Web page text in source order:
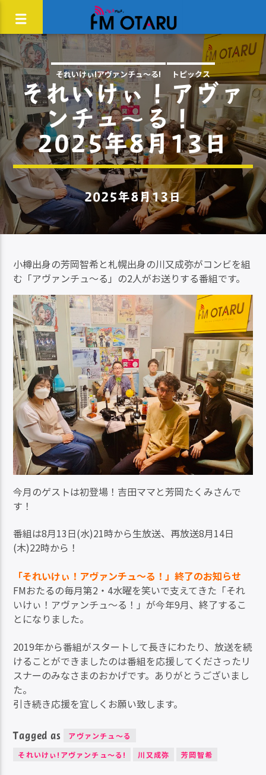
それいけぃ!アヴァンチュ〜る! トピックス
それいけぃ！アヴァ
ンチュ～る！
2025年8月13日
2025年8月13日
小樽出身の芳岡智希と札幌出身の川又成弥がコンビを組
む「アヴァンチュ～る」の2人がお送りする番組です。
今月のゲストは初登場！吉田ママと芳岡たくみさんで
す！
番組は8月13日(水)21時から生放送、再放送8月14日
(木)22時から！
「それいけぃ！アヴァンチュ～る！」終了のお知らせ
FMおたるの毎月第2・4水曜を笑いで支えてきた「それ
いけぃ！アヴァンチュ～る！」が今年9月、終了するこ
とになりました。
2019年から番組がスタートして長きにわたり、放送を続
けることができましたのは番組を応援してくださったリ
スナーのみなさまのおかげです。ありがとうございまし
た。
引き続き応援を宜しくお願い致します。
Tagged as
アヴァンチュ〜る
それいけぃ!アヴァンチュ〜る!
川又成弥 芳岡智希